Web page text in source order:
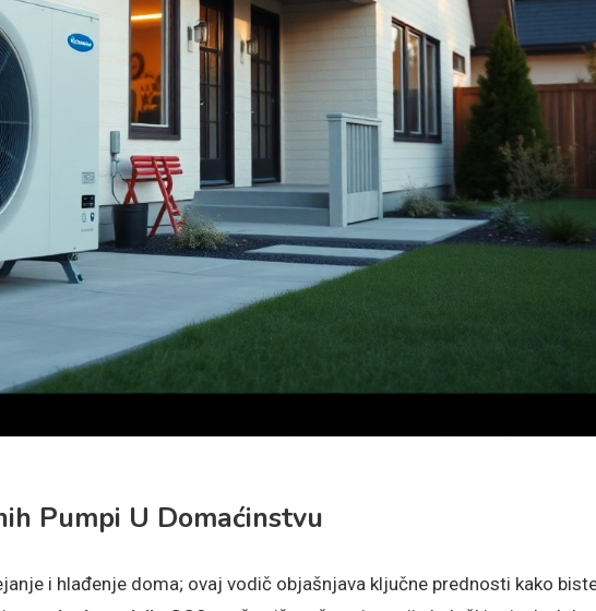
Pumpi U Domaćinstvu
i hlađenje doma; ovaj vodič objašnjava ključne prednosti kako